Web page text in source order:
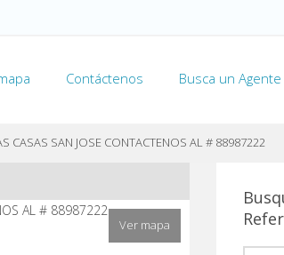
Contáctenos Busca un Agente
CASAS SAN JOSE CONTACTENOS AL # 88987222
Ver mapa